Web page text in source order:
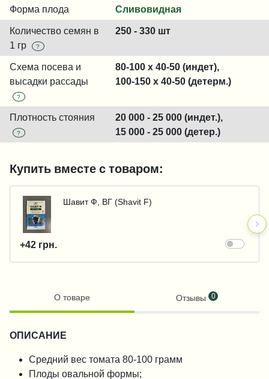
Форма плода Сливовидная
Количество семян в
1 гр
?
250 - 330 шт
Схема посева и
высадки рассады
?
80-100 x 40-50 (индет),
100-150 x 40-50 (детерм.)
Плотность стояния
?
20 000 - 25 000 (индет.),
15 000 - 25 000 (детер.)
Купить вместе с товаром:
Шавит Ф, ВГ (Shavit F)
+42 грн.
О товаре Отзывы 0
ОПИСАНИЕ
Средний вес томата 80-100 грамм
Плоды овальной формы;